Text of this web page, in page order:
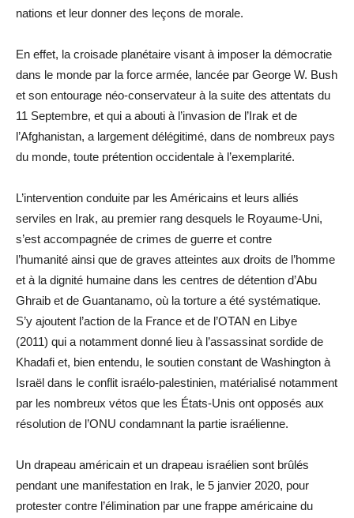
nations et leur donner des leçons de morale.
En effet, la croisade planétaire visant à imposer la démocratie
dans le monde par la force armée, lancée par George W. Bush
et son entourage néo-conservateur à la suite des attentats du
11 Septembre, et qui a abouti à l’invasion de l’Irak et de
l’Afghanistan, a largement délégitimé, dans de nombreux pays
du monde, toute prétention occidentale à l’exemplarité.
L’intervention conduite par les Américains et leurs alliés
serviles en Irak, au premier rang desquels le Royaume-Uni,
s’est accompagnée de crimes de guerre et contre
l’humanité ainsi que de graves atteintes aux droits de l’homme
et à la dignité humaine dans les centres de détention d’Abu
Ghraib et de Guantanamo, où la torture a été systématique.
S’y ajoutent l’action de la France et de l’OTAN en Libye
(2011) qui a notamment donné lieu à l’assassinat sordide de
Khadafi et, bien entendu, le soutien constant de Washington à
Israël dans le conflit israélo-palestinien, matérialisé notamment
par les nombreux vétos que les États-Unis ont opposés aux
résolution de l’ONU condamnant la partie israélienne.
Un drapeau américain et un drapeau israélien sont brûlés
pendant une manifestation en Irak, le 5 janvier 2020, pour
protester contre l’élimination par une frappe américaine du